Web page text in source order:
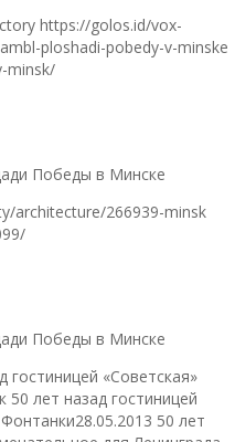
https://golos.id/vox-
ploshadi-pobedy-v-minske
minsk/
Победы в Минске
architecture/266939-minsk
Победы в Минске
гостиницей «Советская»
лет назад гостиницей
50 лет